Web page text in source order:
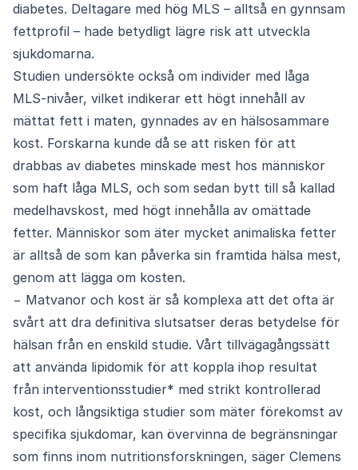
diabetes. Deltagare med hög MLS – alltså en gynnsam
fettprofil – hade betydligt lägre risk att utveckla
sjukdomarna.
Studien undersökte också om individer med låga
MLS-nivåer, vilket indikerar ett högt innehåll av
mättat fett i maten, gynnades av en hälsosammare
kost. Forskarna kunde då se att risken för att
drabbas av diabetes minskade mest hos människor
som haft låga MLS, och som sedan bytt till så kallad
medelhavskost, med högt innehålla av omättade
fetter. Människor som äter mycket animaliska fetter
är alltså de som kan påverka sin framtida hälsa mest,
genom att lägga om kosten.
− Matvanor och kost är så komplexa att det ofta är
svårt att dra definitiva slutsatser deras betydelse för
hälsan från en enskild studie. Vårt tillvägagångssätt
att använda lipidomik för att koppla ihop resultat
från interventionsstudier* med strikt kontrollerad
kost, och långsiktiga studier som mäter förekomst av
specifika sjukdomar, kan övervinna de begränsningar
som finns inom nutritionsforskningen, säger Clemens